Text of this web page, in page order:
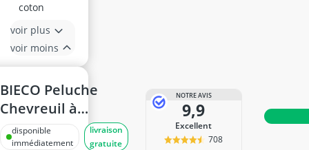
coton
voir plus
voir moins
BIECO Peluche
Chevreuil à
Bascule
disponible
immédiatement
livraison
gratuite
NOTRE AVIS
9,9
Excellent
708